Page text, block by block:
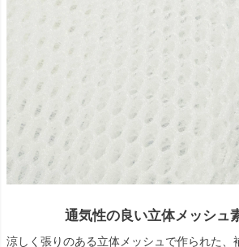
通気性の良い立体メッシュ
涼しく張りのある立体メッシュで作られた、